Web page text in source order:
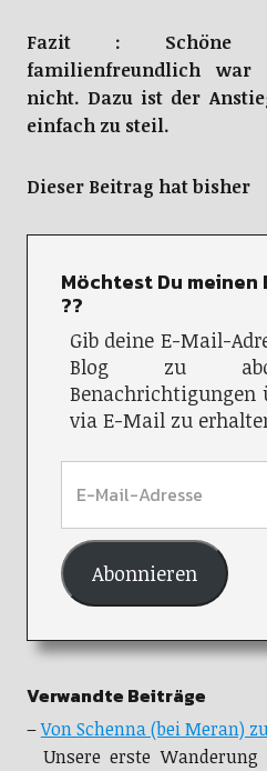
Fazit : Schöne
familienfreundlich
nicht. Dazu ist der
einfach zu steil.
Dieser Beitrag hat bisher
Möchtest Du
??
Gib deine E-Mail-
Blog zu
Benachrichtigungen
via E-Mail zu
Abonnieren
Verwandte Beiträge
–Von Schenna (bei Meran)
Unsere erste